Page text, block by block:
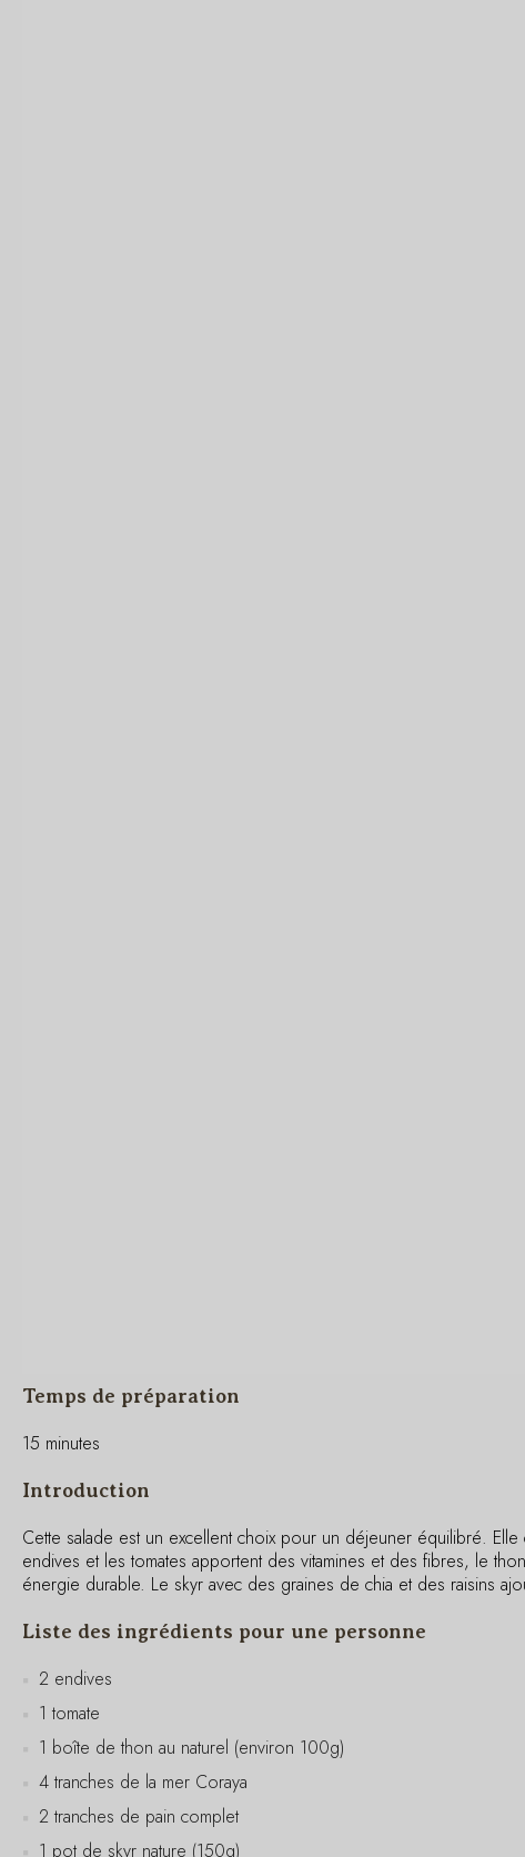
Temps de préparation
15 minutes
Introduction
Cette salade est un excellent choix pour un déjeuner équilibré.
endives et les tomates apportent des vitamines et des fibres, le
énergie durable. Le skyr avec des graines de chia et des raisins
Liste des ingrédients pour une personne
2 endives
1 tomate
1 boîte de thon au naturel (environ 100g)
4 tranches de la mer Coraya
2 tranches de pain complet
1 pot de skyr nature (150g)